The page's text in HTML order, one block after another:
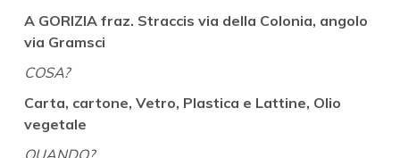
A GORIZIA fraz. Straccis via della Colonia, angolo
via Gramsci
COSA?
Carta, cartone, Vetro, Plastica e Lattine, Olio
vegetale
QUANDO?